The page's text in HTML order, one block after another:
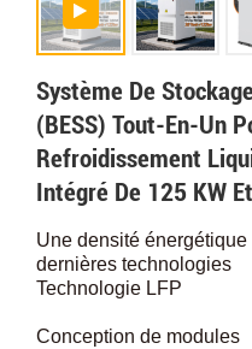
Système De
(BESS) Tout-En-Un
Refroidissement
Intégré De 125 KW
Une densité
dernières technologies
Technologie LFP
Conception de modules